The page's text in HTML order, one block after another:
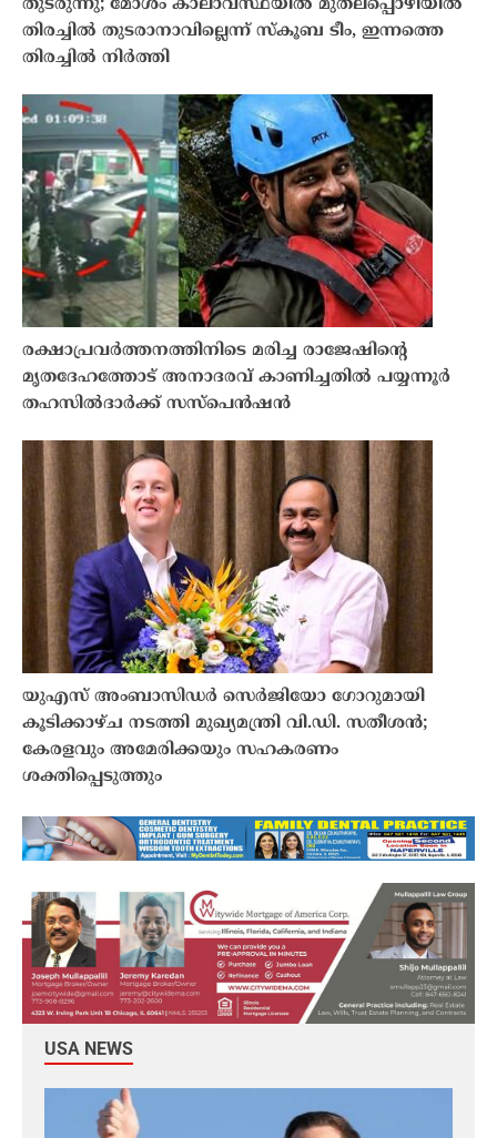
തുടരുന്നു; മോശം കാലാവസ്ഥയിൽ മുതലപ്പൊഴിയിൽ
തിരച്ചിൽ തുടരാനാവില്ലെന്ന് സ്കൂബ ടീം, ഇന്നത്തെ
തിരച്ചിൽ നിർത്തി
രക്ഷാപ്രവർത്തനത്തിനിടെ മരിച്ച രാജേഷിന്റെ
മൃതദേഹത്തോട് അനാദരവ് കാണിച്ചതിൽ പയ്യന്നൂർ
തഹസിൽദാർക്ക് സസ്പെൻഷൻ
യുഎസ് അംബാസിഡർ സെർജിയോ ഗോറുമായി
കൂടിക്കാഴ്ച നടത്തി മുഖ്യമന്ത്രി വി.ഡി. സതീശൻ;
കേരളവും അമേരിക്കയും സഹകരണം
ശക്തിപ്പെടുത്തും
USA NEWS